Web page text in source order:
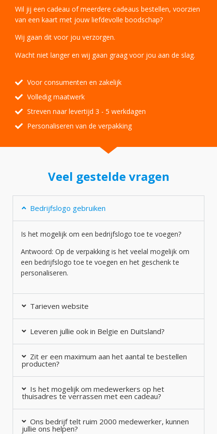
Wil jij een cadeau of meerdere cadeaus bestellen, voorzien
van een kaart met jouw liefdevolle boodschap?
Wij gaan dit voor jou verzorgen.
Wacht niet langer en wij gaan graag voor jou aan de slag.
Voor consumenten en zakelijk
Volledig maatwerk
Streven naar levertijd 3 - 5 werkdagen
Personaliseren van de verpakking
Veel gestelde vragen
Bedrijfslogo gebruiken
Is het mogelijk om een bedrijfslogo toe te voegen?
Antwoord: Op de verpakking is het veelal mogelijk om
een bedrijfslogo toe te voegen en het geschenk te
personaliseren.
Tarieven website
Leveren jullie ook in Belgie en Duitsland?
Zit er een maximum aan het aantal te bestellen
producten?
Is het mogelijk om medewerkers op het
thuisadres te verrassen met een cadeau?
Ons bedrijf telt ruim 2000 medewerker, kunnen
jullie ons helpen?